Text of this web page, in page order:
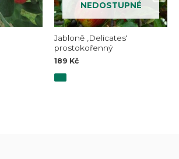
NEDOSTUPNÉ
Jabloně ‚Delicates‘
prostokořenný
189 Kč